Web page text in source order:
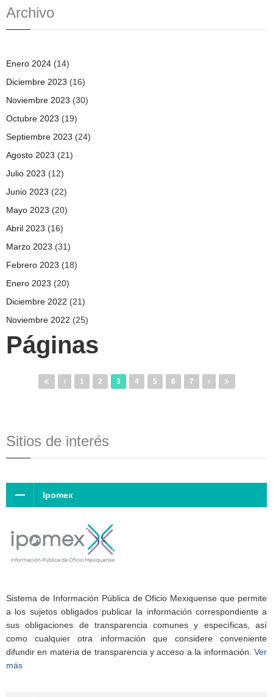
Archivo
Enero 2024 (14)
Diciembre 2023 (16)
Noviembre 2023 (30)
Octubre 2023 (19)
Septiembre 2023 (24)
Agosto 2023 (21)
Julio 2023 (12)
Junio 2023 (22)
Mayo 2023 (20)
Abril 2023 (16)
Marzo 2023 (31)
Febrero 2023 (18)
Enero 2023 (20)
Diciembre 2022 (21)
Noviembre 2022 (25)
Páginas
1 2 3 4 5 6 7
Sitios de interés
Ipomex
Sistema de Información Pública de Oficio Mexiquense que permite
a los sujetos obligados publicar la información correspondiente a
sus obligaciones de transparencia comunes y específicas, así
como cualquier otra información que considere conveniente
difundir en materia de transparencia y acceso a la información. Ver
más